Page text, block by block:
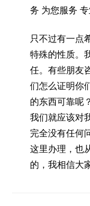
务 为您服务
只不过有一点
特殊的性质。
任。有些朋友
们怎么证明你
的东西可靠呢
我们就应该对
完全没有任何
这里办理，也
的，我相信大